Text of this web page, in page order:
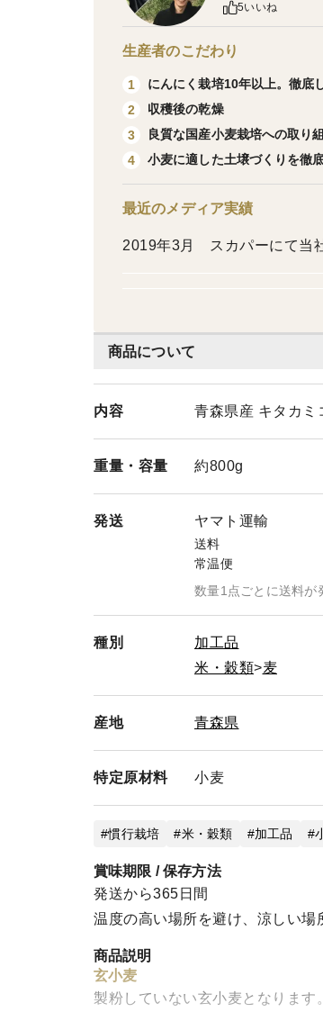
商品について
内容 青森県産 キタカミ
重量・ 容量 約800g
発送 ヤマト運輸
送料
常温便
数量1点ごとに送料が
種別
加工品
米・穀類
麦
産地 青森県
特定原材料 小麦
慣行栽培 米・穀類 加工品
賞味期限 / 保存方法
発送から365日間
温度の高い場所を避け、涼しい場
商品説明
玄小麦
製粉していない玄小麦となります
5いいね
生産者のこだわり
1
にんにく栽培10年以上。徹底
2
収穫後の乾燥
3
良質な国産小麦栽培への取り
4
小麦に適した土壌づくりを徹
最近のメディア実績
2019年3月 スカパーにて当